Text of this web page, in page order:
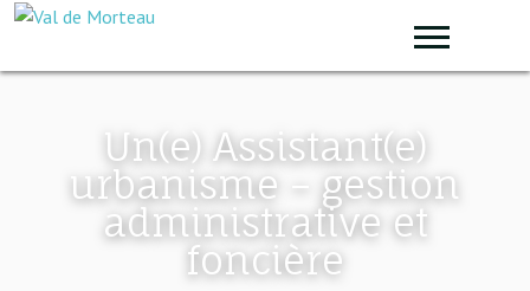
Un(e) Assistant(e)
urbanisme – gestion
administrative et
foncière
Panneau de gestion des cookies